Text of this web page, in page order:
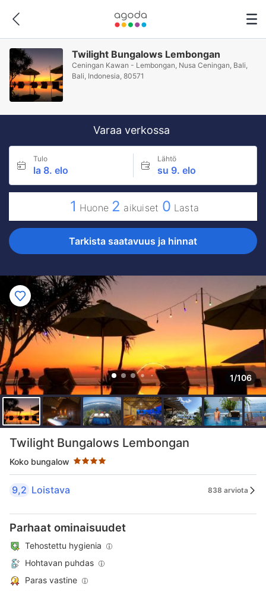
Twilight Bungalows Lembongan
Ceningan Kawan - Lembongan, Nusa Ceningan, Bali,
Bali, Indonesia, 80571
Varaa verkossa
Tulo
la 8. elo
Lähtö
su 9. elo
1 Huone 2 aikuiset 0 Lasta
Tarkista saatavuus ja hinnat
1/106
Twilight Bungalows Lembongan
Koko bungalow
Tähtiluokitus 4 tähteä
9,2 Loistava 838 arviota
Parhaat ominaisuudet
Tehostettu hygienia
Hohtavan puhdas
Paras vastine